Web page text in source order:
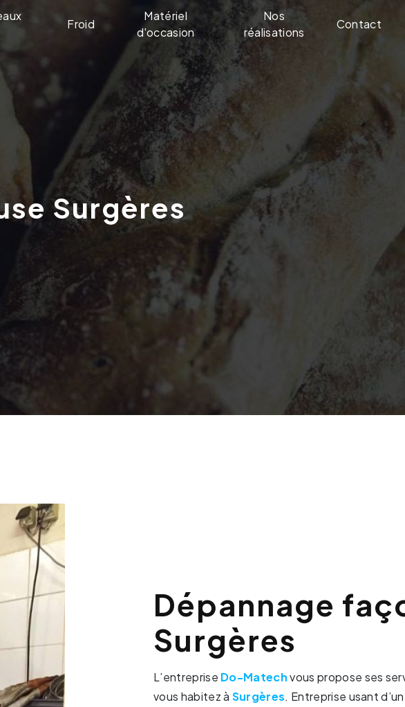
Froid
Matériel
d'occasion
Nos
réalisations
Contact
Surgères
Dépannage façonneuse à
Surgères
L’entreprise Do-Matechvous propose ses
vous habitez à Surgères. Entreprise usant